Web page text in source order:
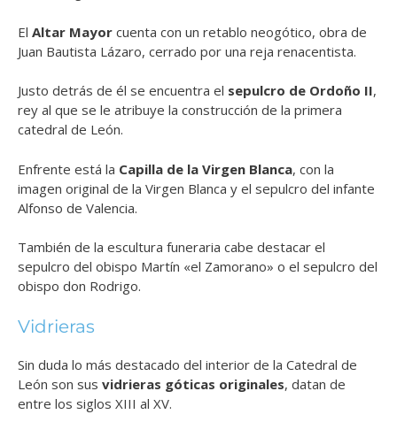
El Altar Mayor cuenta con un retablo neogótico, obra de
Juan Bautista Lázaro, cerrado por una reja renacentista.
Justo detrás de él se encuentra el sepulcro de Ordoño II,
rey al que se le atribuye la construcción de la primera
catedral de León.
Enfrente está la Capilla de la Virgen Blanca, con la
imagen original de la Virgen Blanca y el sepulcro del infante
Alfonso de Valencia.
También de la escultura funeraria cabe destacar el
sepulcro del obispo Martín «el Zamorano» o el sepulcro del
obispo don Rodrigo.
Vidrieras
Sin duda lo más destacado del interior de la Catedral de
León son sus vidrieras góticas originales, datan de
entre los siglos XIII al XV.